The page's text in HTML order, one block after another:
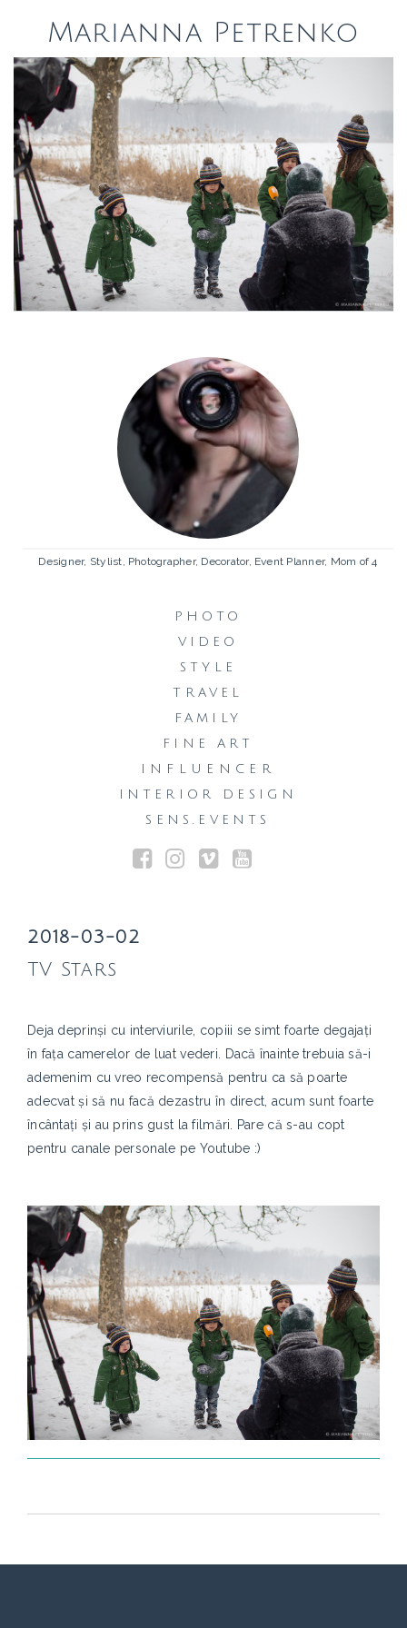
Marianna Petrenko
Designer, Stylist, Photographer, Decorator, Event Planner, Mom of 4
PHOTO
VIDEO
STYLE
TRAVEL
FAMILY
FINE ART
INFLUENCER
INTERIOR DESIGN
SENS.EVENTS
2018-03-02
TV Stars
Deja deprinși cu interviurile, copiii se simt foarte degajați
în fața camerelor de luat vederi. Dacă înainte trebuia să-i
ademenim cu vreo recompensă pentru ca să poarte
adecvat și să nu facă dezastru în direct, acum sunt foarte
încântați și au prins gust la filmări. Pare că s-au copt
pentru canale personale pe Youtube :)